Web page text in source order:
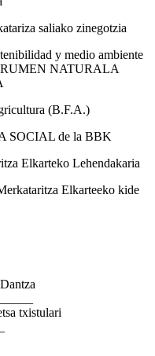
saliako zinegotzia
y medio ambiente
NATURALA
(B.F.A.)
SOCIAL de la BBK
Elkarteko Lehendakaria
Elkarteeko kide
txistulari